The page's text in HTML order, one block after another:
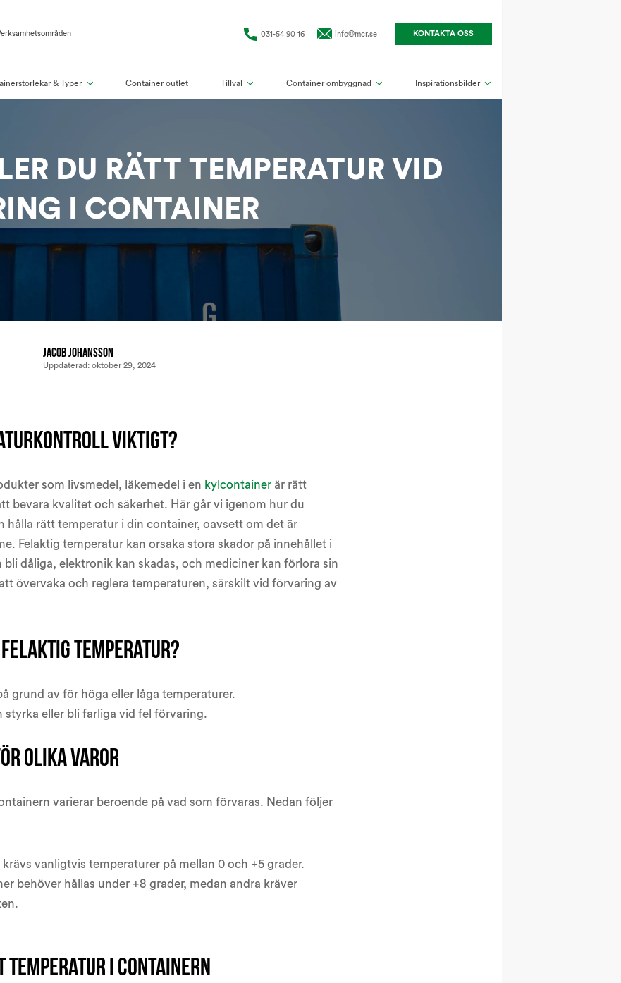
031-54 90 16 info@mcr.se KONTAKTA OSS
& Typer Container outlet Tillval Container ombyggnad Inspirationsbilder
DU RÄTT TEMPERATUR VID
I CONTAINER
Jacob Johansson
Uppdaterad: oktober 29, 2024
viktigt?
som livsmedel, läkemedel i en kylcontainer är rätt
bevara kvalitet och säkerhet. Här går vi igenom hur du
hålla rätt temperatur i din container, oavsett om det är
Felaktig temperatur kan orsaka stora skador på innehållet i
bli dåliga, elektronik kan skadas, och mediciner kan förlora sin
övervaka och reglera temperaturen, särskilt vid förvaring av
felaktig temperatur?
grund av för höga eller låga temperaturer.
styrka eller bli farliga vid fel förvaring.
olika varor
varierar beroende på vad som förvaras. Nedan följer
krävs vanligtvis temperaturer på mellan 0 och +5 grader.
behöver hållas under +8 grader, medan andra kräver
i containern